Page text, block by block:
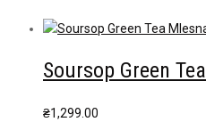
Soursop Green Tea
₴1,299.00